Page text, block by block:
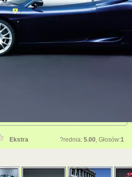
Ekstra ?rednia: 5.00, Głosów:1